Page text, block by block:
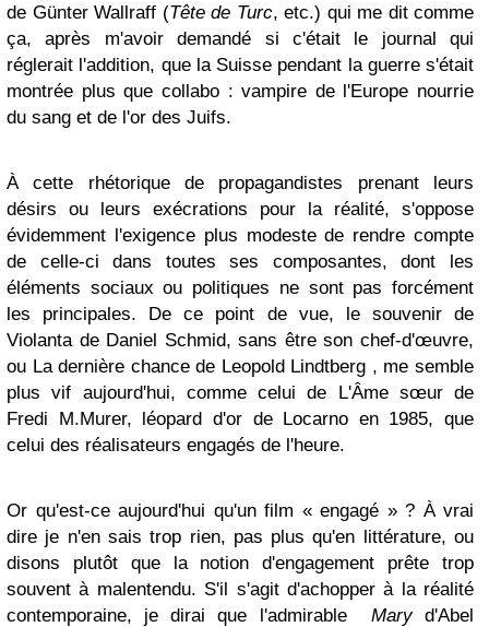
de Günter Wallraff (Tête de Turc, etc.) qui me dit comme
ça, après m'avoir demandé si c'était le journal qui
réglerait l'addition, que la Suisse pendant la guerre s'était
montrée plus que collabo : vampire de l'Europe nourrie
du sang et de l'or des Juifs.
À cette rhétorique de propagandistes prenant leurs
désirs ou leurs exécrations pour la réalité, s'oppose
évidemment l'exigence plus modeste de rendre compte
de celle-ci dans toutes ses composantes, dont les
éléments sociaux ou politiques ne sont pas forcément
les principales. De ce point de vue, le souvenir de
Violanta de Daniel Schmid, sans être son chef-d'œuvre,
ou La dernière chance de Leopold Lindtberg , me semble
plus vif aujourd'hui, comme celui de L'Âme sœur de
Fredi M.Murer, léopard d'or de Locarno en 1985, que
celui des réalisateurs engagés de l'heure.
Or qu'est-ce aujourd'hui qu'un film « engagé » ? À vrai
dire je n'en sais trop rien, pas plus qu'en littérature, ou
disons plutôt que la notion d'engagement prête trop
souvent à malentendu. S'il s'agit d'achopper à la réalité
contemporaine, je dirai que l'admirable Maryd'Abel